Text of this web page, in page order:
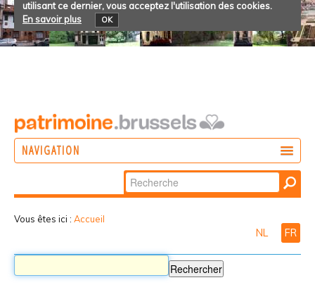
utilisant ce dernier, vous acceptez l'utilisation des cookies.
En savoir plus
OK
NAVIGATION
Chercher par
Recherche
Vous êtes ici : Accueil
NL FR